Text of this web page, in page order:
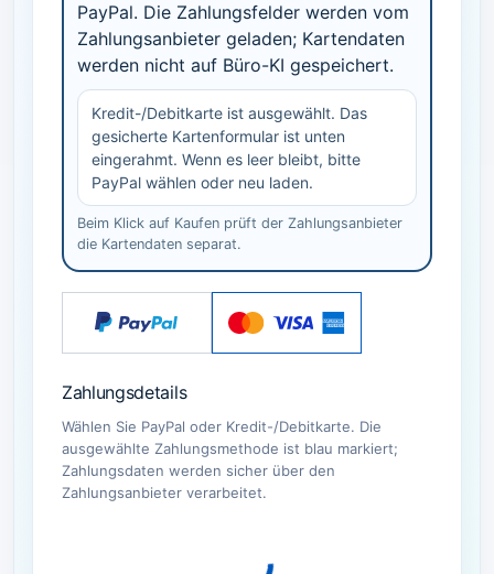
PayPal. Die Zahlungsfelder werden vom
Zahlungsanbieter geladen; Kartendaten
werden nicht auf Büro-KI gespeichert.
Kredit-/Debitkarte ist ausgewählt. Das
gesicherte Kartenformular ist unten
eingerahmt. Wenn es leer bleibt, bitte
PayPal wählen oder neu laden.
Beim Klick auf Kaufen prüft der Zahlungsanbieter
die Kartendaten separat.
Zahlungsdetails
Wählen Sie PayPal oder Kredit-/Debitkarte. Die
ausgewählte Zahlungsmethode ist blau markiert;
Zahlungsdaten werden sicher über den
Zahlungsanbieter verarbeitet.